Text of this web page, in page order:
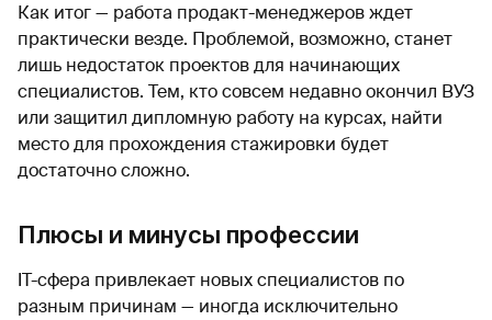
Как итог — работа продакт-менеджеров ждет
практически везде. Проблемой, возможно, станет
лишь недостаток проектов для начинающих
специалистов. Тем, кто совсем недавно окончил ВУЗ
или защитил дипломную работу на курсах, найти
место для прохождения стажировки будет
достаточно сложно.
Плюсы и минусы профессии
IT-сфера привлекает новых специалистов по
разным причинам — иногда исключительно